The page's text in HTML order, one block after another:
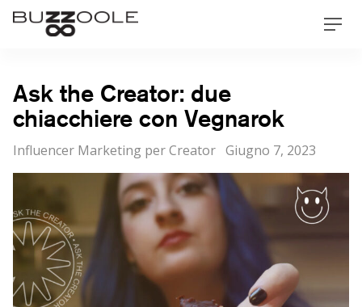
Skip
Buzzoole
Ask the Creator: due
chiacchiere con Vegnarok
Categorie
Influencer Marketing per Creator Posted
on
Giugno 7, 2023